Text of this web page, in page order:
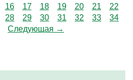
16 17 18 19 20 21
22
28 29 30 31 32 33
34
Следующая →